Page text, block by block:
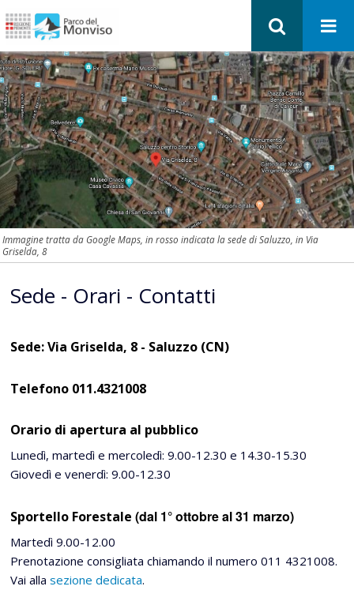
Immagine tratta da Google Maps, in rosso indicata la sede di Saluzzo, in Via
Griselda, 8
Sede - Orari - Contatti
Sede: Via Griselda, 8 - Saluzzo (CN)
Telefono 011.4321008
Orario di apertura al pubblico
Lunedì, martedì e mercoledì: 9.00-12.30 e 14.30-15.30
Giovedì e venerdì: 9.00-12.30
Sportello Forestale (dal 1° ottobre al 31 marzo)
Martedì 9.00-12.00
Prenotazione consigliata chiamando il numero 011 4321008.
Vai alla sezione dedicata.